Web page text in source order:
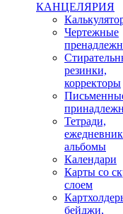
КАНЦЕЛЯРИЯ
Чертежные
резинки,
корректоры
Тетради,
альбомы
Календари
Карты со
слоем
бейджи,